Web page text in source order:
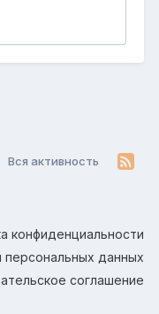
Вся активность
конфиденциальности
персональных данных
соглашение